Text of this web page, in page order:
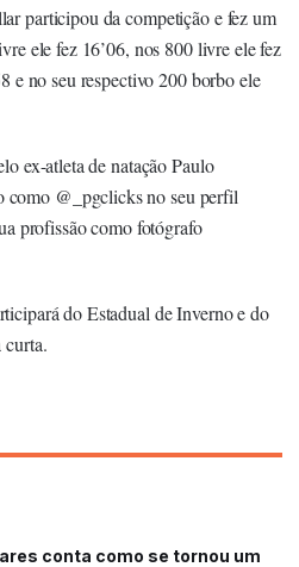
participou da competição e fez um
ele fez 16’06, nos 800 livre ele fez
e no seu respectivo 200 borbo ele
ex-atleta de natação Paulo
como @_pgclicks no seu perfil
profissão como fotógrafo
do Estadual de Inverno e do
curta.
conta como se tornou um